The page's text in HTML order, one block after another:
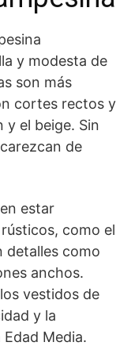
y modesta de
son más
cortes rectos y
‍y el beige. Sin
de
estar
como el
detalles como
anchos.⁣
vestidos ‌de
y la
⁣Media.